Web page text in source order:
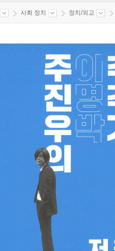
사회 정치 정치/외교